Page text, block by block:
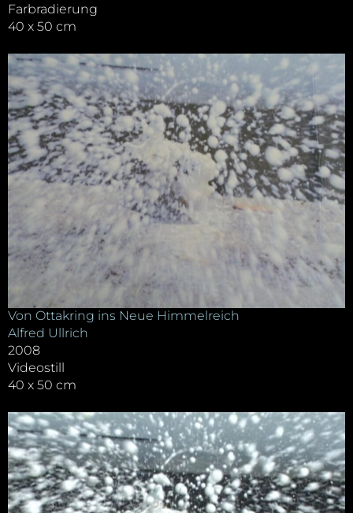
Farbradierung
40 x 50 cm
Von Ottakring ins Neue Himmelreich
Alfred Ullrich
2008
Videostill
40 x 50 cm